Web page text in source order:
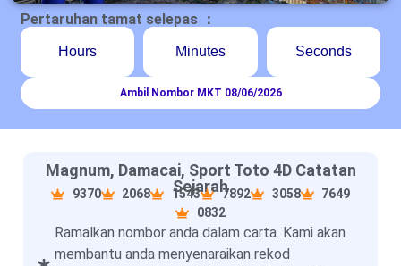
Pertaruhan tamat selepas ：
Hours Minutes Seconds
Ambil Nombor MKT 08/06/2026
Magnum, Damacai, Sport Toto 4D Catatan
Sejarah
9370 2068 1543 7892 3058
7649
0832
Ramalkan nombor anda dalam carta. Kami akan
membantu anda menyenaraikan rekod